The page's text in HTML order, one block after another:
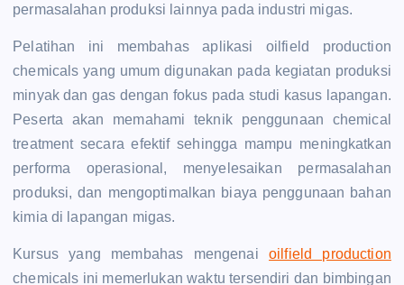
permasalahan produksi lainnya pada industri migas.
Pelatihan ini membahas aplikasi oilfield production
chemicals yang umum digunakan pada kegiatan produksi
minyak dan gas dengan fokus pada studi kasus lapangan.
Peserta akan memahami teknik penggunaan chemical
treatment secara efektif sehingga mampu meningkatkan
performa operasional, menyelesaikan permasalahan
produksi, dan mengoptimalkan biaya penggunaan bahan
kimia di lapangan migas.
Kursus yang membahas mengenaioilfield production
chemicals ini memerlukan waktu tersendiri dan bimbingan